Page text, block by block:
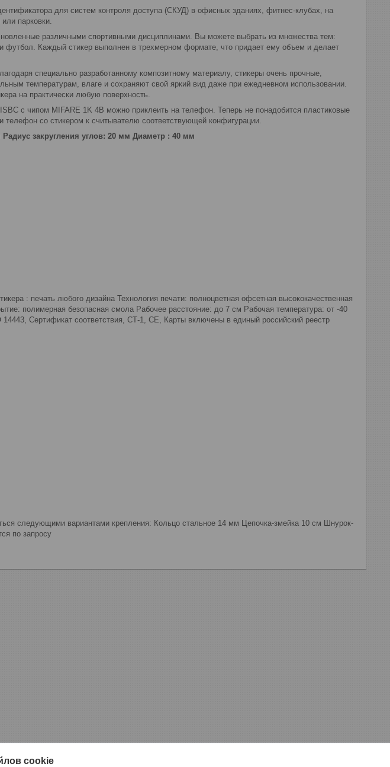
для систем контроля доступа (СКУД) в офисных зданиях, фитнес-клубах, на
парковки.
различными спортивными дисциплинами. Вы можете выбрать из множества тем:
футбол. Каждый стикер выполнен в трехмерном формате, что придает ему объем и делает
специально разработанному композитному материалу, стикеры очень прочные,
температурам, влаге и сохраняют свой яркий вид даже при ежедневном использовании.
на практически любую поверхность.
с чипом MIFARE 1K 4B можно приклеить на телефон. Теперь не понадобится пластиковые
телефон со стикером к считывателю соответствующей конфигурации.
Радиус закругления углов: 20 мм Диаметр : 40 мм
: печать любого дизайна Технология печати: полноцветная офсетная высококачественная
полимерная безопасная смола Рабочее расстояние: до 7 см Рабочая температура: от -40
Cертификат соответствия, СТ-1, CE, Карты включены в единый российский реестр
следующими вариантами крепления: Кольцо стальное 14 мм Цепочка-змейка 10 см Шнурок-
по запросу
cookie